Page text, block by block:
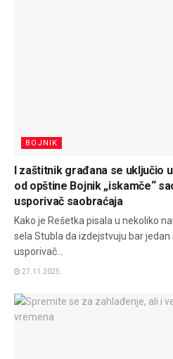
BOJNIK
I zaštitnik građana se uključio
od opštine Bojnik „iskamče“
usporivač saobraćaja
Kako je Rešetka pisala u nekoliko
sela Stubla da izdejstvuju bar jedan
usporivač...
27.11.2025.